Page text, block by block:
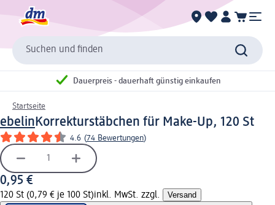
Suchen und finden
Dauerpreis - dauerhaft günstig einkaufen
Startseite
ebelin Korrekturstäbchen für Make-Up, 120 St
4.6 (74 Bewertungen)
0,95 €
120 St (0,79 € je 100 St)inkl. MwSt. zzgl. Versand